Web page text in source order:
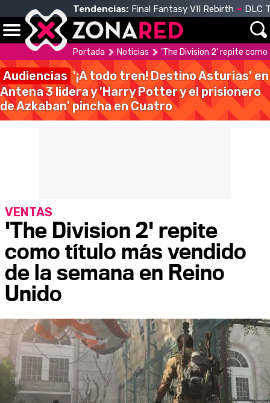
Tendencias: Final Fantasy VII Rebirth DLC
Portada Noticias 'The Division 2' repite
Audiencias '¡A todo tren! Destino Asturias' en
Antena 3 lidera y 'Harry Potter y el prisionero
de Azkaban' pincha en Cuatro
'The Division 2' repite
como título más vendido
de la semana en Reino
Unido
VENTAS